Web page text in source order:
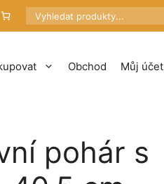
Hledat
Obchod Můj účet
pohár s